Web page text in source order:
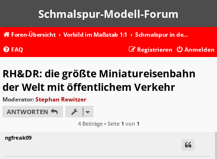
Schmalspur-Modell-Forum
Foren-Übersicht Vorbild im Maßstab 1:1
Schmalspur in dem Rest der Welt
FAQ
Anmelden
Registrieren
RH&DR: die größte Miniatureisenbahn
der Welt mit öffentlichem Verkehr
Moderator:Stephan Rewitzer
ANTWORTEN
4 Beiträge • Seite 1 von 1
ngfreak09